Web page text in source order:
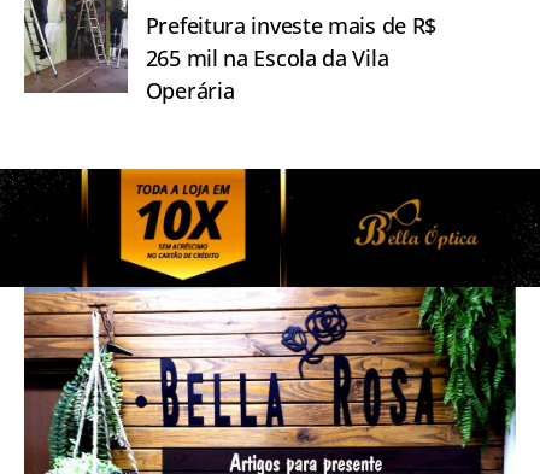
Prefeitura investe mais de R$
265 mil na Escola da Vila
Operária